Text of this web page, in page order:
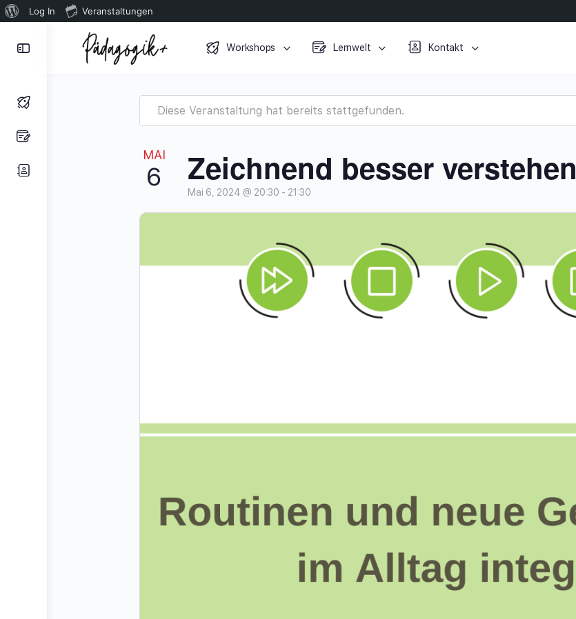
Über
Log In Veranstaltungen
Workshops Lernwelt Kontakt
Diese Veranstaltung hat bereits stattgefunden.
MAI
6 Zeichnend besser verstehen
Mai 6, 2024 @ 20:30 - 21:30